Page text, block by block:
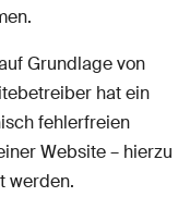
Grundlage von
hat ein
fehlerfreien
Website – hierzu
werden.